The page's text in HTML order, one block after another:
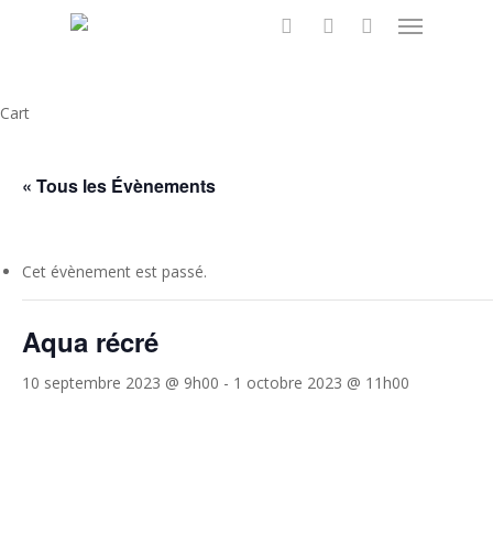
Menu
CartClose
« Tous les Évènements
Cet évènement est passé.
Aqua récré
10 septembre 2023 @ 9h00 - 1 octobre 2023 @ 11h00